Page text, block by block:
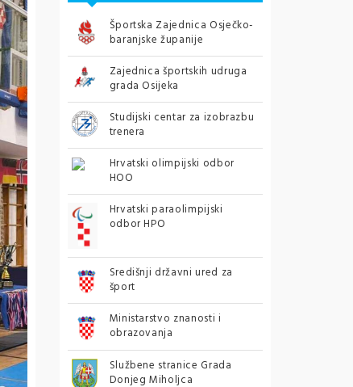
Športska Zajednica Osječko-
baranjske županije
Zajednica športskih udruga
grada Osijeka
Studijski centar za izobrazbu
trenera
Hrvatski olimpijski odbor
HOO
Hrvatski paraolimpijski
odbor HPO
Središnji državni ured za
šport
Ministarstvo znanosti i
obrazovanja
Službene stranice Grada
Donjeg Miholjca